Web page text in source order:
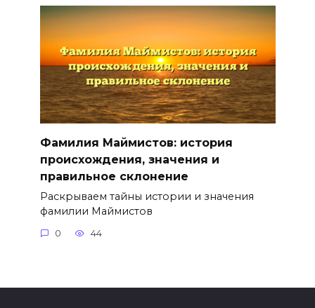
Фамилия Маймистов: история
происхождения, значения и
правильное склонение
Раскрываем тайны истории и значения
фамилии Маймистов
0 44